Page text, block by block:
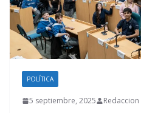
POLÍTICA
5 septiembre, 2025 Redaccion